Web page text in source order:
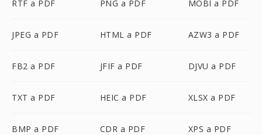
RTF a PDF PNG a PDF MOBI a PDF
JPEG a PDF HTML a PDF AZW3 a PDF
FB2 a PDF JFIF a PDF DJVU a PDF
TXT a PDF HEIC a PDF XLSX a PDF
BMP a PDF CDR a PDF XPS a PDF